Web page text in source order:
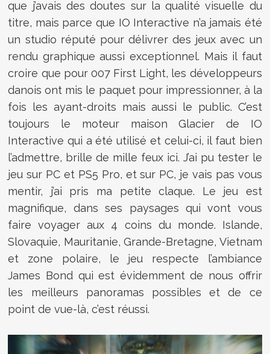
que j’avais des doutes sur la qualité visuelle du
titre, mais parce que IO Interactive n’a jamais été
un studio réputé pour délivrer des jeux avec un
rendu graphique aussi exceptionnel. Mais il faut
croire que pour 007 First Light, les développeurs
danois ont mis le paquet pour impressionner, à la
fois les ayant-droits mais aussi le public. C’est
toujours le moteur maison Glacier de IO
Interactive qui a été utilisé et celui-ci, il faut bien
l’admettre, brille de mille feux ici. J’ai pu tester le
jeu sur PC et PS5 Pro, et sur PC, je vais pas vous
mentir, j’ai pris ma petite claque. Le jeu est
magnifique, dans ses paysages qui vont vous
faire voyager aux 4 coins du monde. Islande,
Slovaquie, Mauritanie, Grande-Bretagne, Vietnam
et zone polaire, le jeu respecte l’ambiance
James Bond qui est évidemment de nous offrir
les meilleurs panoramas possibles et de ce
point de vue-là, c’est réussi.